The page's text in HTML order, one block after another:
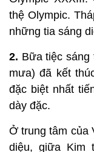
thệ Olympic.
những tia sáng
2. Bữa tiệc
mưa) đã kết
đặc biệt nhất
dày đặc.
Ở trung tâm của
diệu, giữa Kim